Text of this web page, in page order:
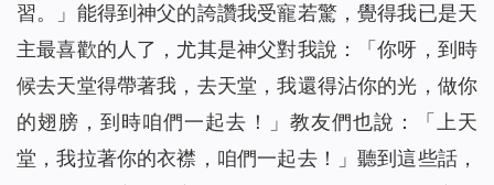
習。」能得到神父的誇讚我受寵若驚，覺得我已是天
主最喜歡的人了，尤其是神父對我說：「你呀，到時
候去天堂得帶著我，去天堂，我還得沾你的光，做你
的翅膀，到時咱們一起去！」教友們也說：「上天
堂，我拉著你的衣襟，咱們一起去！」聽到這些話，